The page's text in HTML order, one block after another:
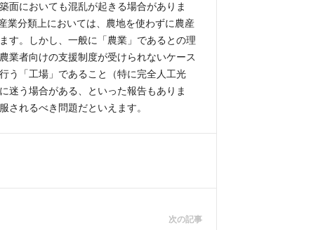
面においても混乱が起きる場合がありま
業分類上においては、農地を使わずに農産
す。しかし、一般に「農業」であるとの理
業者向けの支援制度が受けられないケース
う「工場」であること（特に完全人工光
迷う場合がある、といった報告もありま
されるべき問題だといえます。
次の記事